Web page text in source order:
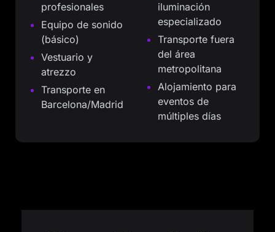
profesionales
Equipo de sonido
(básico)
Vestuario y
atrezzo
Transporte en
Barcelona/Madrid
iluminación
especializado
Transporte fuera
del área
metropolitana
Alojamiento para
eventos de
múltiples días